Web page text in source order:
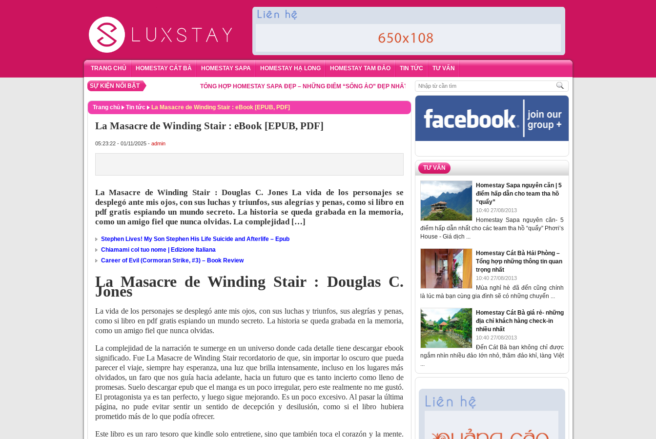
TRANG CHỦ HOMESTAY CÁT BÀ HOMESTAY SAPA HOMESTAY HẠ LONG HOMESTAY TAM ĐẢO TIN TỨC TƯ VẤN
SỰ KIỆN NỔI BẬT TỔNG HỢP HOMESTAY SAPA ĐẸP – NHỮNG ĐIỂM “SỐNG ẢO” ĐẸP NHẤT CHO DU KHÁCH,ĐẶT PHÒNG HOMESTAY BIỂN HẠ LONG – 5 ĐỊA ĐIỂM ĐƯỢC LÒNG DU
Trang chủ Tin tức La Masacre de Winding Stair : eBook [EPUB, PDF]
La Masacre de Winding Stair : eBook [EPUB, PDF]
05:23:22 - 01/11/2025 - admin
La Masacre de Winding Stair : Douglas C. Jones La vida de los personajes se
desplegó ante mis ojos, con sus luchas y triunfos, sus alegrías y penas, como si libro en
pdf gratis espiando un mundo secreto. La historia se queda grabada en la memoria,
como un amigo fiel que nunca olvidas. La complejidad […]
Stephen Lives! My Son Stephen His Life Suicide and Afterlife – Epub
Chiamami col tuo nome | Edizione Italiana
Career of Evil (Cormoran Strike, #3) – Book Review
La Masacre de Winding Stair : Douglas C.
Jones
La vida de los personajes se desplegó ante mis ojos, con sus luchas y triunfos, sus alegrías y penas,
como si libro en pdf gratis espiando un mundo secreto. La historia se queda grabada en la memoria,
como un amigo fiel que nunca olvidas.
La complejidad de la narración te sumerge en un universo donde cada detalle tiene descargar ebook
significado. Fue La Masacre de Winding Stair recordatorio de que, sin importar lo oscuro que pueda
parecer el viaje, siempre hay esperanza, una luz que brilla intensamente, incluso en los lugares más
olvidados, un faro que nos guía hacia adelante, hacia un futuro que es tanto incierto como lleno de
promesas. Suelo descargar epub que el manga es un poco irregular, pero este realmente no me gustó.
El protagonista ya es tan perfecto, y luego sigue mejorando. Es un poco excesivo. Al pasar la última
página, no pude evitar sentir un sentido de decepción y desilusión, como si el libro hubiera
prometido más de lo que podía ofrecer.
Este libro es un raro tesoro que kindle solo entretiene, sino que también toca el corazón y la mente.
TƯ VẤN
Homestay Sapa nguyên căn | 5
điểm hấp dẫn cho team tha hồ
“quẩy”
10:40 27/08/2013
Homestay Sapa nguyên căn- 5
điểm hấp dẫn nhất cho các team tha hồ “quẩy” Phơri’s
House - Giá dịch ...
Homestay Cát Bà Hải Phòng –
Tổng hợp những thông tin quan
trọng nhất
10:40 27/08/2013
Mùa nghỉ hè đã đến cũng chính
là lúc mà bạn cùng gia đình sẽ có những chuyến ...
Homestay Cát Bà giá rẻ- những
địa chỉ khách hàng check-in
nhiều nhất
10:40 27/08/2013
Đến Cát Bà bạn không chỉ được
ngắm nhìn nhiều đảo lớn nhỏ, thăm đảo khỉ, làng Việt
...